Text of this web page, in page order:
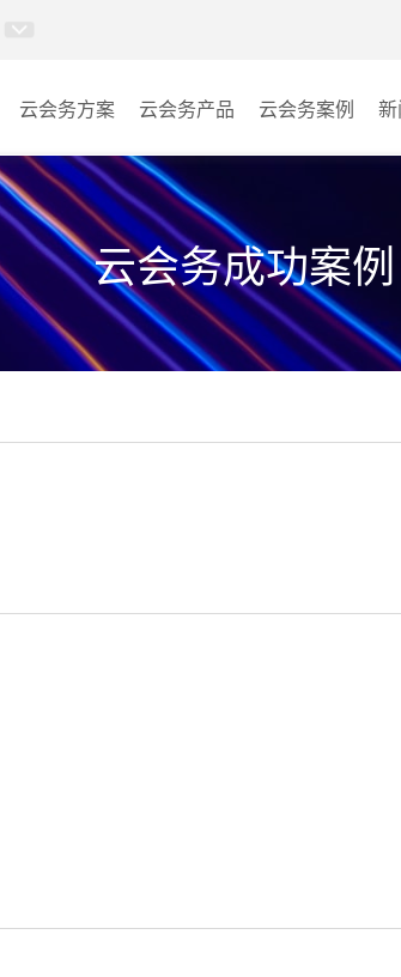
云会务方案 云会务产品
多媒体信息发布系统
AI智慧展厅系统
AI百城视界系统
AI智慧排队叫号管理软件
云会务案例
教室
客房
其它
云会务成功案例